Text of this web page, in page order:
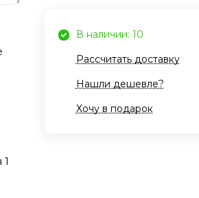
в
В наличии: 10
Рассчитать доставку
Нашли дешевле?
Хочу в подарок